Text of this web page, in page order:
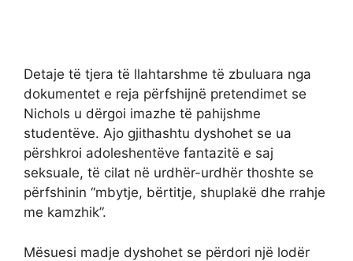
Detaje të tjera të llahtarshme të zbuluara nga
dokumentet e reja përfshijnë pretendimet se
Nichols u dërgoi imazhe të pahijshme
studentëve. Ajo gjithashtu dyshohet se ua
përshkroi adoleshentëve fantazitë e saj
seksuale, të cilat në urdhër-urdhër thoshte se
përfshinin “mbytje, bërtitje, shuplakë dhe rrahje
me kamzhik”.
Mësuesi madje dyshohet se përdori një lodër